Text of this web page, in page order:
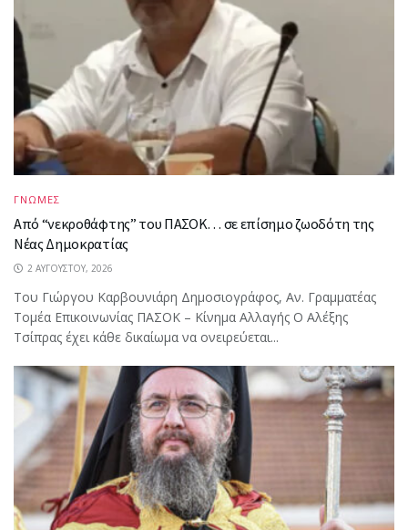
ΓΝΩΜΕΣ
Από “νεκροθάφτης” του ΠΑΣΟΚ… σε επίσημο ζωοδότη της
Νέας Δημοκρατίας
2 ΑΥΓΟΎΣΤΟΥ, 2026
Του Γιώργου Καρβουνιάρη Δημοσιογράφος, Αν. Γραμματέας
Τομέα Επικοινωνίας ΠΑΣΟΚ – Κίνημα Αλλαγής Ο Αλέξης
Τσίπρας έχει κάθε δικαίωμα να ονειρεύεται...